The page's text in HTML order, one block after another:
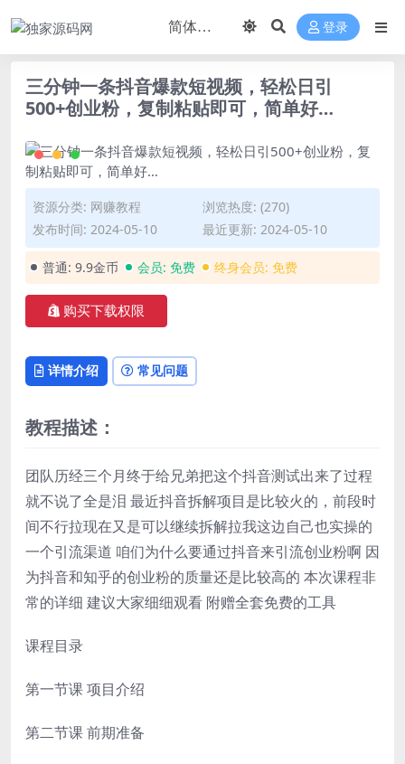
登录
三分钟一条抖音爆款短视频，轻松日引
500+创业粉，复制粘贴即可，简单好…
资源分类: 网赚教程
浏览热度: (270)
发布时间: 2024-05-10
最近更新: 2024-05-10
普通: 9.9金币 会员: 免费 终身会员: 免费
购买下载权限
详情介绍 常见问题
教程描述：
团队历经三个月终于给兄弟把这个抖音测试出来了过程
就不说了全是泪 最近抖音拆解项目是比较火的，前段时
间不行拉现在又是可以继续拆解拉我这边自己也实操的
一个引流渠道 咱们为什么要通过抖音来引流创业粉啊 因
为抖音和知乎的创业粉的质量还是比较高的 本次课程非
常的详细 建议大家细细观看 附赠全套免费的工具
课程目录
第一节课 项目介绍
第二节课 前期准备